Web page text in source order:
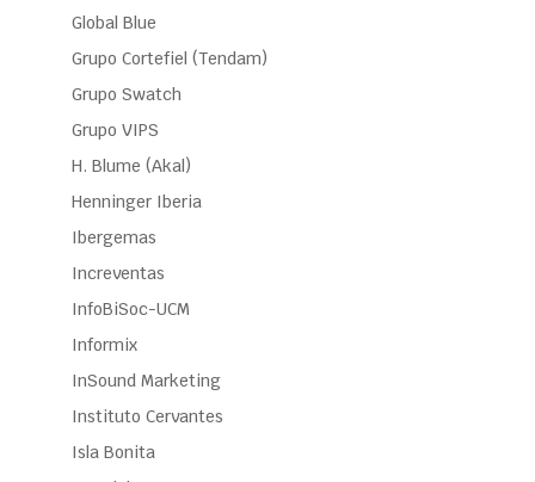
Global Blue
Grupo Cortefiel (Tendam)
Grupo Swatch
Grupo VIPS
H. Blume (Akal)
Henninger Iberia
Ibergemas
Increventas
InfoBiSoc-UCM
Informix
InSound Marketing
Instituto Cervantes
Isla Bonita